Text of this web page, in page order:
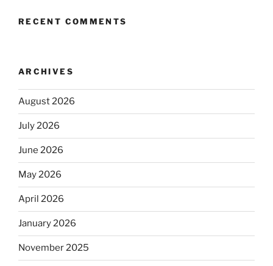
RECENT COMMENTS
ARCHIVES
August 2026
July 2026
June 2026
May 2026
April 2026
January 2026
November 2025